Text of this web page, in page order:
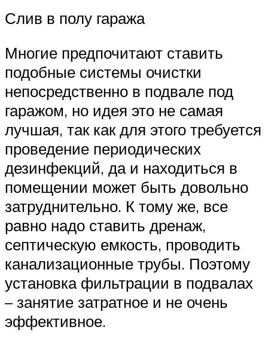
Слив в полу гаража
Многие предпочитают ставить
подобные системы очистки
непосредственно в подвале под
гаражом, но идея это не самая
лучшая, так как для этого требуется
проведение периодических
дезинфекций, да и находиться в
помещении может быть довольно
затруднительно. К тому же, все
равно надо ставить дренаж,
септическую емкость, проводить
канализационные трубы. Поэтому
установка фильтрации в подвалах
– занятие затратное и не очень
эффективное.